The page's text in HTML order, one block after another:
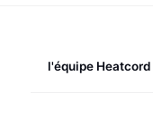
l'équipe Heatcord